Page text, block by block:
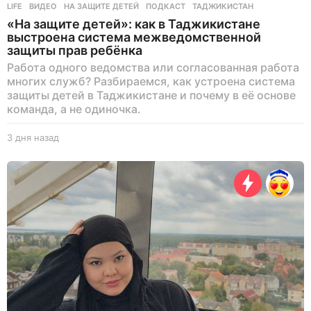
LIFE ВИДЕО ,НА ЗАЩИТЕ ДЕТЕЙ ,ПОДКАСТ ,ТАДЖИКИСТАН
«На защите детей»: как в Таджикистане
выстроена система межведомственной
защиты прав ребёнка
Работа одного ведомства или согласованная работа
многих служб? Разбираемся, как устроена система
защиты детей в Таджикистане и почему в её основе
команда, а не одиночка.
3 дня назад
н
я
н
а
а
д